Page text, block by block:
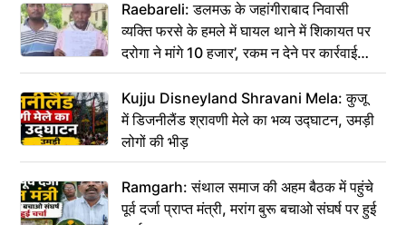
Raebareli: डलमऊ के जहांगीराबाद निवासी
व्यक्ति फरसे के हमले में घायल थाने में शिकायत पर
दरोगा ने मांगे 10 हजार’, रकम न देने पर कार्रवाई
ठंडी!
Kujju Disneyland Shravani Mela: कुजू
में डिजनीलैंड श्रावणी मेले का भव्य उद्घाटन, उमड़ी
लोगों की भीड़
Ramgarh: संथाल समाज की अहम बैठक में पहुंचे
पूर्व दर्जा प्राप्त मंत्री, मरांग बुरू बचाओ संघर्ष पर हुई